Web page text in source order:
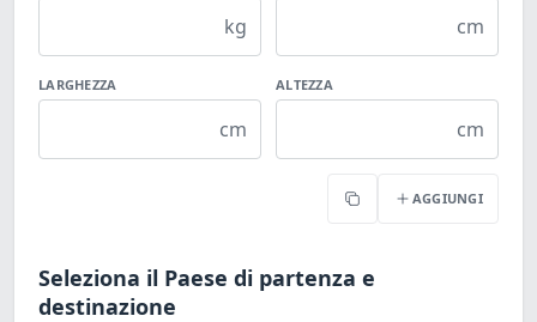
kg cm
LARGHEZZA
cm
ALTEZZA
cm
Copia AGGIUNGI
Seleziona il Paese di partenza e
destinazione